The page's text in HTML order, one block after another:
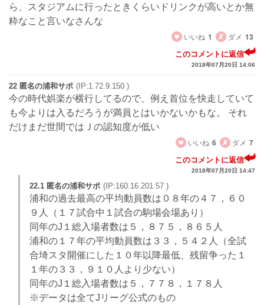
ら、スタジアムに行ったときくらいドリンクが高いとか無
粋なこと言いなさんな
いいね 1 ダメ 13
このコメントに返信
2018年07月20日 14:06
22 匿名の浦和サポ (IP:1.72.9.150 )
今の時代娯楽が横行してるので、例え首位を快走していて
も今よりは入るだろうが満員とはいかないかもな。 それ
だけまだ世間ではＪの認知度が低い
いいね 6 ダメ 7
このコメントに返信
2018年07月20日 14:47
22.1 匿名の浦和サポ (IP:160.16.201.57 )
浦和の過去最高の平均動員数は０８年の４７，６０
９人（１７試合中１試合の駒場会場あり）
同年のJ１総入場者数は５，８７５，８６５人
浦和の１７年の平均動員数は３３，５４２人（全試
合埼スタ開催にした１０年以降最低、残留争った１
１年の３３，９１０人より少ない）
同年のJ１総入場者数は５，７７８，１７８人
※データは全てJリーグ公式のもの